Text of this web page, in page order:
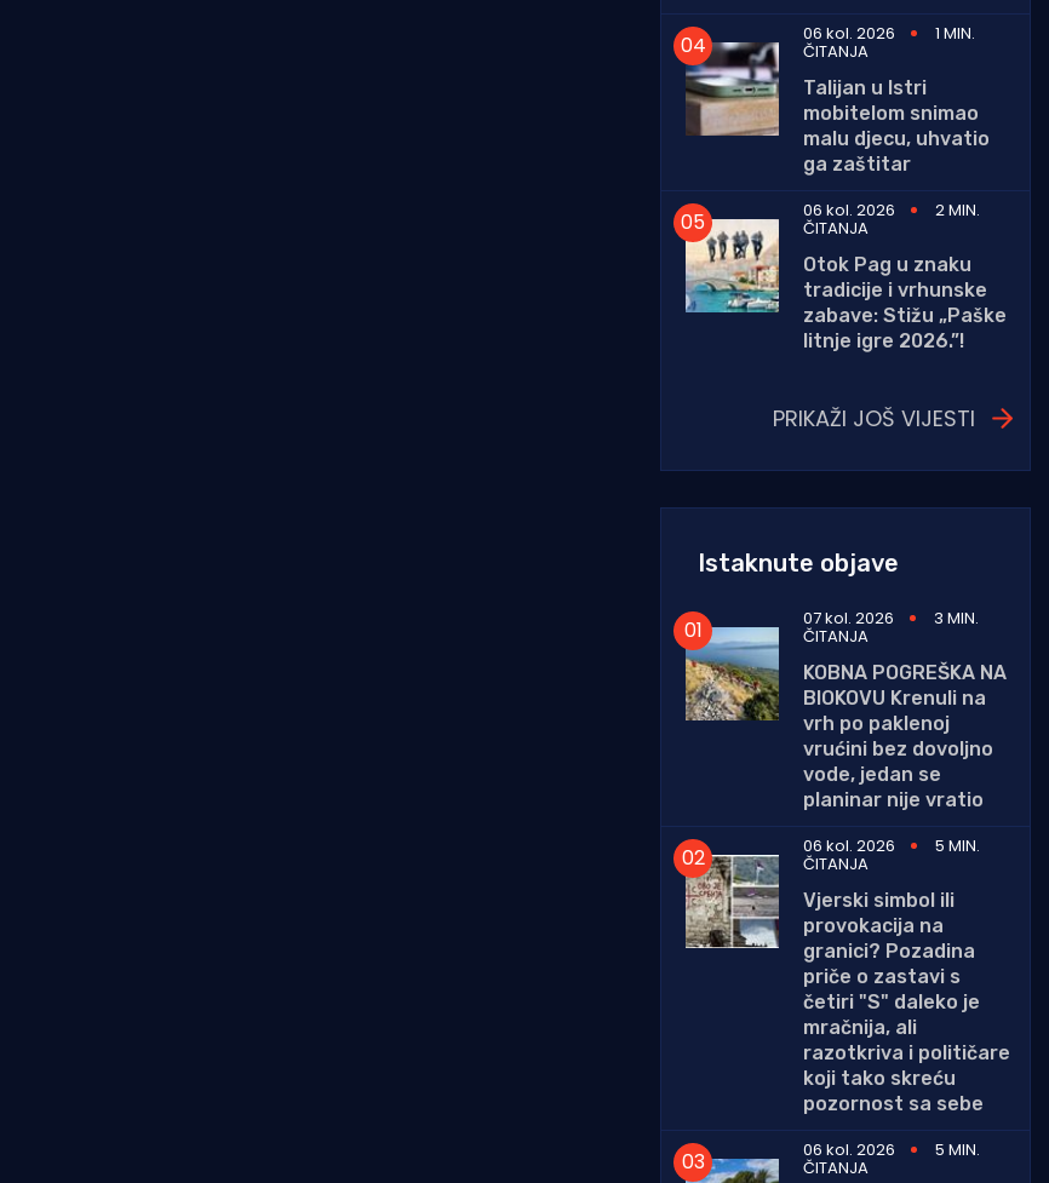
06 kol. 2026
1 MIN.
ČITANJA
Talijan u Istri
mobitelom snimao
malu djecu, uhvatio
ga zaštitar
06 kol. 2026
2 MIN.
ČITANJA
Otok Pag u znaku
tradicije i vrhunske
zabave: Stižu „Paške
litnje igre 2026.”!
PRIKAŽI JOŠ VIJESTI
Istaknute objave
07 kol. 2026 3 MIN.
ČITANJA
KOBNA POGREŠKA NA
BIOKOVU Krenuli na
vrh po paklenoj
vrućini bez dovoljno
vode, jedan se
planinar nije vratio
06 kol. 2026
5 MIN.
ČITANJA
Vjerski simbol ili
provokacija na
granici? Pozadina
priče o zastavi s
četiri "S" daleko je
mračnija, ali
razotkriva i političare
koji tako skreću
pozornost sa sebe
06 kol. 2026
5 MIN.
ČITANJA